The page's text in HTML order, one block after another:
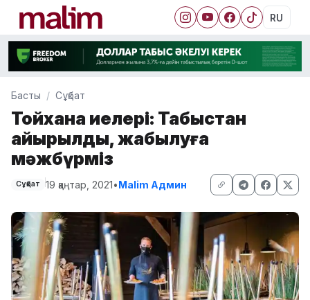
RU
Басты Сұқбат
Тойхана иелері: Табыстан
айырылдық, жабылуға
мәжбүрміз
Сұқбат 19 қаңтар, 2021•Malim Админ